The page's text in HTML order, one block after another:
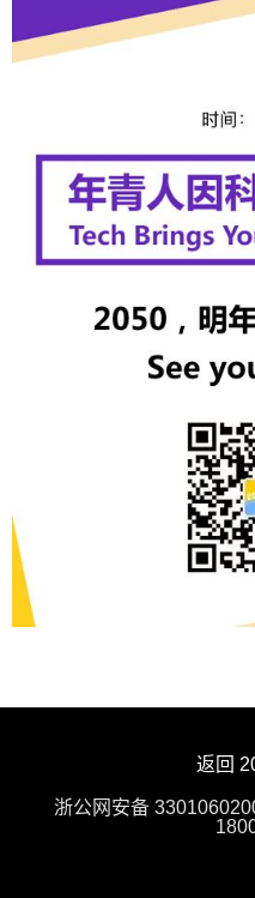
返回
浙公网安备